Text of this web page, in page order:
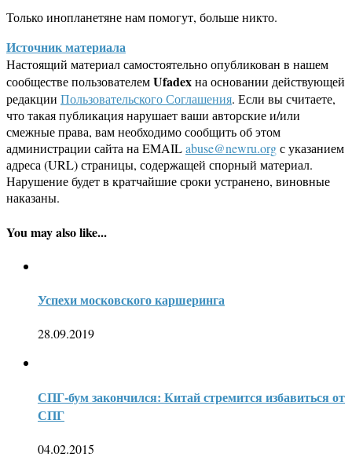
Только инопланетяне нам помогут, больше никто.
Источник материала
Настоящий материал самостоятельно опубликован в нашем
сообществе пользователемUfadexна основании действующей
редакции Пользовательского Соглашения. Если вы считаете,
что такая публикация нарушает ваши авторские и/или
смежные права, вам необходимо сообщить об этом
администрации сайта на EMAILabuse@newru.orgс указанием
адреса (URL) страницы, содержащей спорный материал.
Нарушение будет в кратчайшие сроки устранено, виновные
наказаны.
You may also like...
Успехи московского каршеринга
28.09.2019
СПГ-бум закончился: Китай стремится избавиться от
СПГ
04.02.2015